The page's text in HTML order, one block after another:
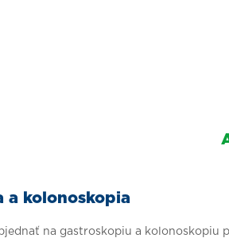
a kolonoskopia
na gastroskopiu a